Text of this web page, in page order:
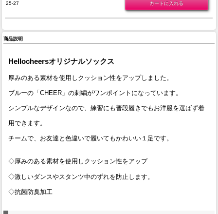
25-27
商品説明
Hellocheersオリジナルソックス
厚みのある素材を使用しクッション性をアップしました。
ブルーの「CHEER」の刺繍がワンポイントになっています。
シンプルなデザインなので、練習にも普段履きでもお洋服を選ばず着
用できます。
チームで、お友達と色違いで履いてもかわいい１足です。
◇厚みのある素材を使用しクッション性をアップ
◇激しいダンスやスタンツ中のずれを防止します。
◇抗菌防臭加工